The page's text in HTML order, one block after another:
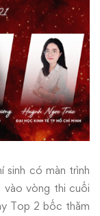
sinh có màn trình
vào vòng thi cuối
Top 2 bốc thăm